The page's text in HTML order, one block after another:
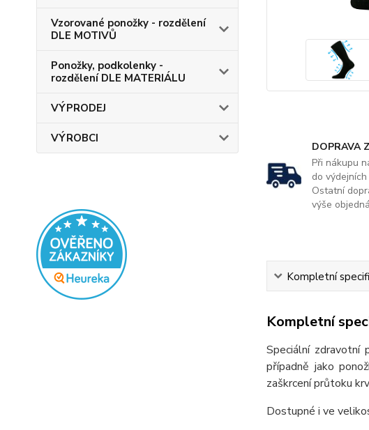
Vzorované ponožky - rozdělení
DLE MOTIVŮ
Ponožky, podkolenky -
rozdělení DLE MATERIÁLU
VÝPRODEJ
VÝROBCI
DOPRAVA
Při nákupu
do výdejních
Ostatní
výše
Kompletní
Kompletní
Speciální zdravotní
případně jako
zaškrcení průtoku
Dostupné i ve